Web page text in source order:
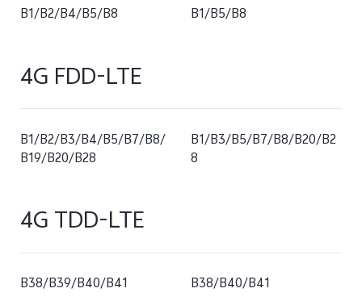
B1/B2/B4/B5/B8 B1/B5/B8
4G FDD-LTE
B1/B2/B3/B4/B5/B7/B8/
B19/B20/B28
B1/B3/B5/B7/B8/B20/B2
8
4G TDD-LTE
B38/B39/B40/B41 B38/B40/B41